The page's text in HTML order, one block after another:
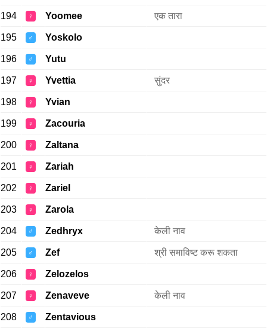
194 ♀ Yoomee एक तारा
195 ♂ Yoskolo
196 ♂ Yutu
197 ♀ Yvettia सुंदर
198 ♀ Yvian
199 ♀ Zacouria
200 ♀ Zaltana
201 ♀ Zariah
202 ♀ Zariel
203 ♀ Zarola
204 ♂ Zedhryx केली नाव
205 ♂ Zef श्री समाविष्ट करू शकता
206 ♀ Zelozelos
207 ♀ Zenaveve केली नाव
208 ♂ Zentavious